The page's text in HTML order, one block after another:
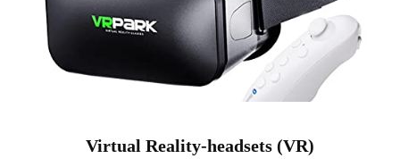
Virtual Reality-headsets (VR)